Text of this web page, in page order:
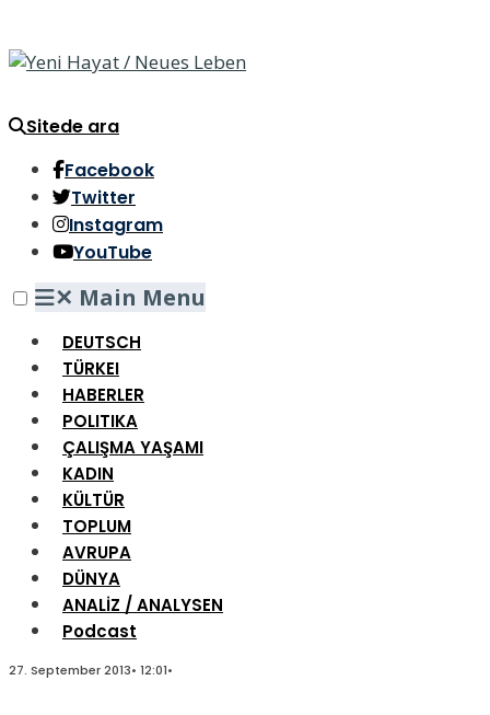
Sitede ara
Facebook
Twitter
Instagram
YouTube
✕ Main Menu
DEUTSCH
TÜRKEI
HABERLER
POLITIKA
ÇALIŞMA YAŞAMI
KADIN
KÜLTÜR
TOPLUM
AVRUPA
DÜNYA
ANALİZ / ANALYSEN
Podcast
27. September 2013• 12:01•